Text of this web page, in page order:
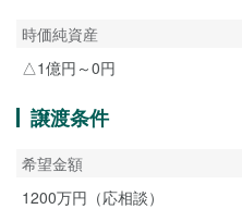
時価純資産
△1億円～0円
譲渡条件
希望金額
1200万円（応相談）